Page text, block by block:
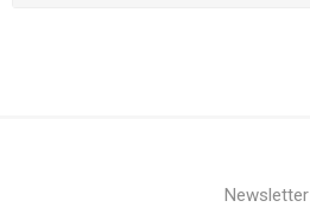
Newsletter